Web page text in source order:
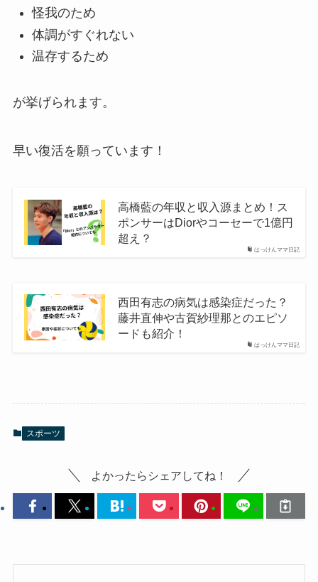
怪我のため
体調がすぐれない
温存するため
が挙げられます。
早い復活を願っています！
はっけんママ日記
高橋藍の年収と収入源まとめ！ス
ポンサーはDiorやコーセーで1億円
超え？
はっけんママ日記
西田有志の病気は感染症だった？
藤井直伸や古賀紗理那とのエピソ
ードも紹介！
スポーツ
よかったらシェアしてね！